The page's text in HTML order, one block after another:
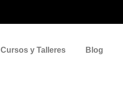
Cursos y Talleres Blog